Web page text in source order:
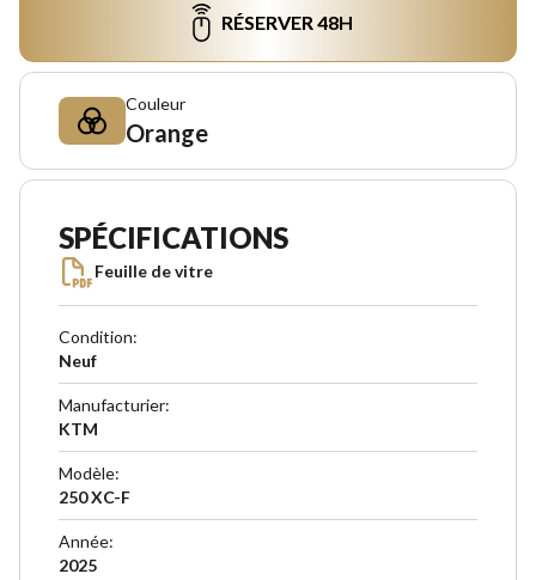
RÉSERVER 48H
Couleur
Orange
SPÉCIFICATIONS
Feuille de vitre
Condition:
Neuf
Manufacturier:
KTM
Modèle:
250 XC-F
Année:
2025